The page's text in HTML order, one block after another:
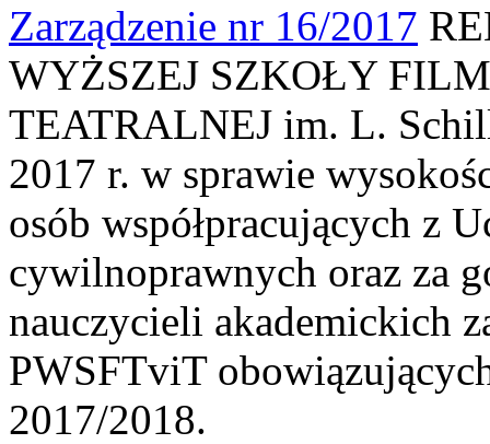
Zarządzenie nr 16/2017
WYŻSZEJ SZKOŁY
TEATRALNEJ im. L.
2017 r. w sprawie
osób współpracujących z
cywilnoprawnych oraz za
nauczycieli akademickich
PWSFTviT
2017/2018.